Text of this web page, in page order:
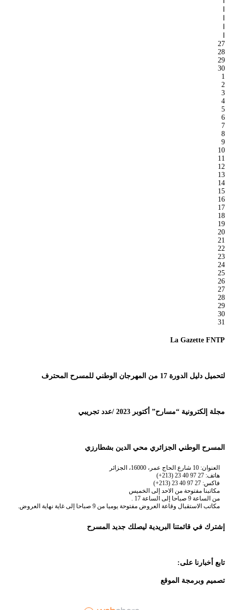
27
28
29
30
1
2
3
4
5
6
7
8
9
10
11
12
13
14
15
16
17
18
19
20
21
22
23
24
25
26
27
28
29
30
31
La Gazette FNTP
لتحميل دليل الدورة 17 من المهرجان الوطني للمسرح المحترف
مجلة إلكترونية “مسارح” أكتوبر 2023 /عدد تجريبي
المسرح الوطني الجزائري محي الدين بشطارزي
العنوان: 10 شارع الحاج عمر، 16000، الجزائر
هاتف: 27 97 40 23 (213+)
فاكس: 27 97 40 23 (213+)
مكاتبنا مفتوحة من الاحد إلى الخميس
من الساعة 9 صباحا إلى الساعة 17 .
مكاتب الاستقبال وقاعة العروض مفتوحة يوميا من 9 صباحا إلى غاية نهاية العروض.
إشترك في قائمتنا البريدية ليصلك جديد المسرح
تابع أخبارنا على:
تصميم وبرمجة الموقع